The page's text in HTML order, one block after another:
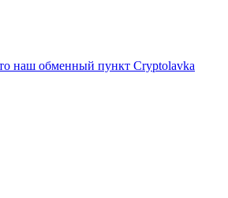
наш обменный пункт Cryptolavka